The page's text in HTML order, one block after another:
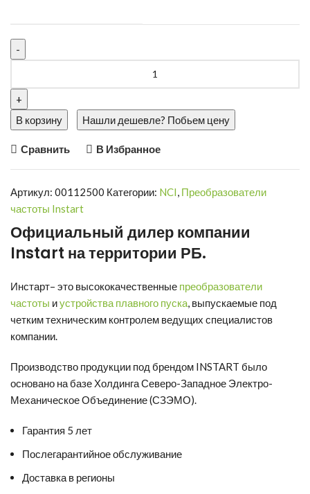
В корзину Нашли дешевле? Побьем цену
Сравнить В Избранное
Артикул: 00112500 Категории: NCI, Преобразователи
частоты Instart
Официальный дилер компании
Instart на территории РБ.
Инстарт– это высококачественные преобразователи
частоты иустройства плавного пуска, выпускаемые под
четким техническим контролем ведущих специалистов
компании.
Производство продукции под брендом INSTART было
основано на базе Холдинга Северо-Западное Электро-
Механическое Объединение (СЗЭМО).
Гарантия 5 лет
Послегарантийное обслуживание
Доставка в регионы